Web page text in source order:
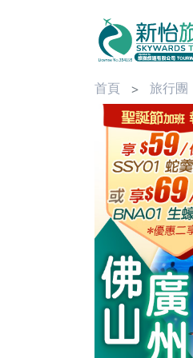
首頁 旅行團